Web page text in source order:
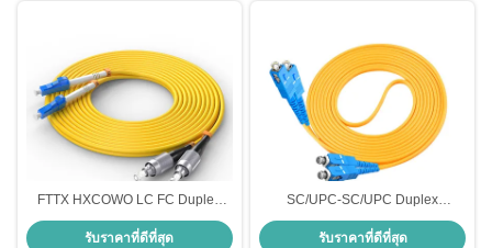
FTTX HXCOWO LC FC Duplex
OM3 OM4 Jumper 50/125um สาย
พับไฟเบอร์ออปติก มัลติโมด
รับราคาที่ดีที่สุด
SC/UPC-SC/UPC Duplex
Multimode OM3 Jumper Cable
สายพับไฟเบอร์ออปติกสําหรับเครือ
รับราคาที่ดีที่สุด